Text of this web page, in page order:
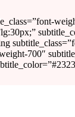
700″